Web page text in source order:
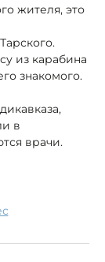
жителя, это
из карабина
знакомого.
в
врачи.